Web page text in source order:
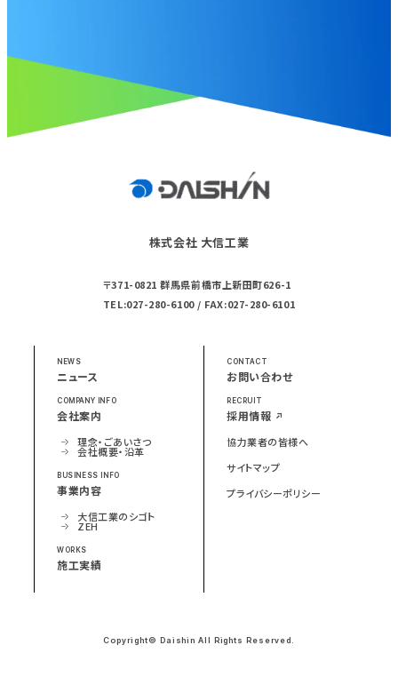
株式会社 大信工業
〒371-0821 群馬県前橋市上新田町626-1
TEL:027-280-6100 / FAX:027-280-6101
NEWS
ニュース
COMPANY INFO
会社案内
理念・ごあいさつ
会社概要・沿革
BUSINESS INFO
事業内容
大信工業のシゴト
ZEH
WORKS
施工実績
CONTACT
お問い合わせ
RECRUIT
採用情報
協力業者の皆様へ
サイトマップ
プライバシーポリシー
Copyright© Daishin All Rights Reserved.